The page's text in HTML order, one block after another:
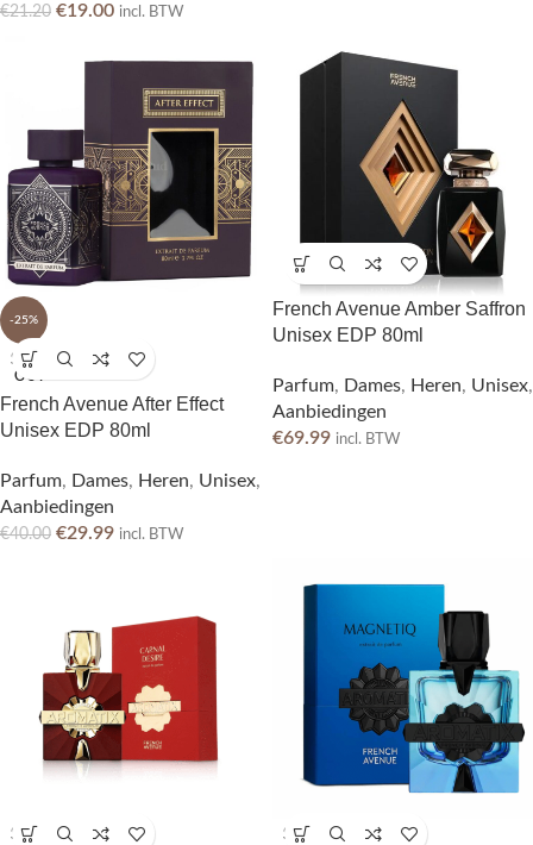
€21.20 €19.00 incl. BTW
-25%
SOLD
OUT
French Avenue After Effect
Unisex EDP 80ml
Parfum, Dames, Heren, Unisex,
Aanbiedingen
€40.00 €29.99 incl. BTW
French Avenue Amber Saffron
Unisex EDP 80ml
Parfum, Dames, Heren, Unisex,
Aanbiedingen
€69.99 incl. BTW
SOLD
SOLD